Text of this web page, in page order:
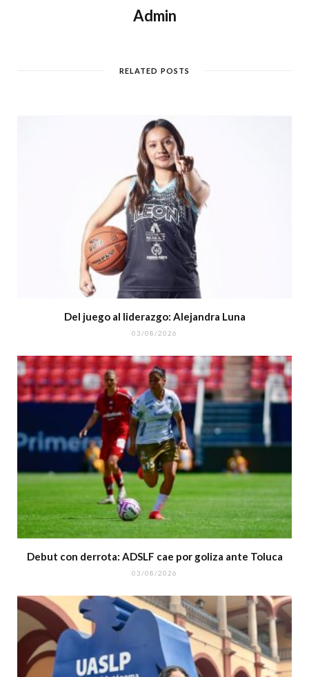
Admin
RELATED POSTS
Del juego al liderazgo: Alejandra Luna
03/08/2026
Debut con derrota: ADSLF cae por goliza ante Toluca
03/08/2026